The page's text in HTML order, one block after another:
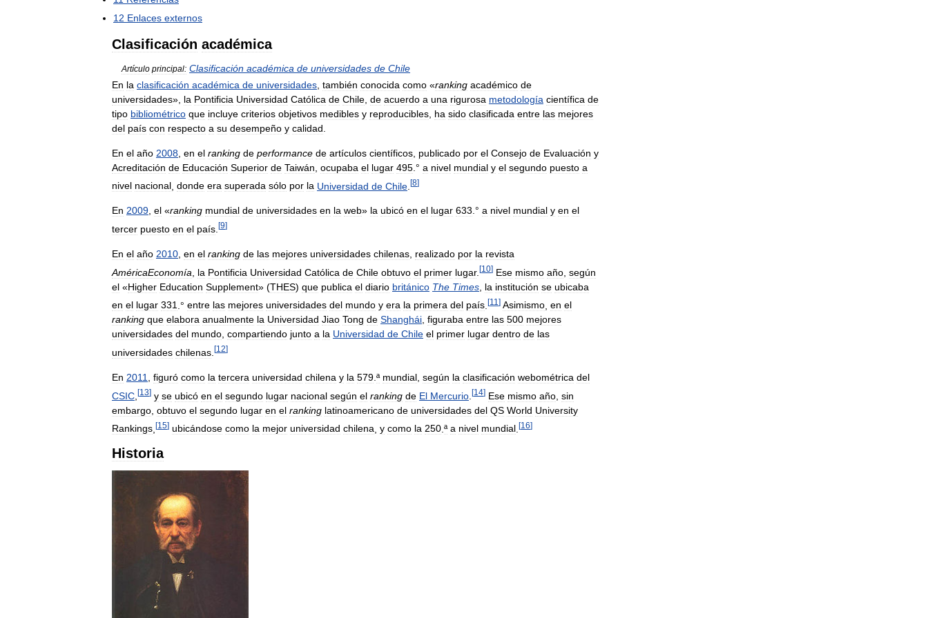
12 Enlaces externos
Clasificación académica
Artículo principal: Clasificación académica de universidades de Chile
En la clasificación académica de universidades también conocida como «ranking académico de
universidades», la Pontificia Universidad Católica de Chile de acuerdo a una rigurosa metodología científica de
tipo bibliométrico que incluye criterios objetivos medibles y reproducibles ha sido clasificada entre las mejores
del país con respecto a su desempeño y calidad
En el año 2008 en el ranking de performance de artículos científicos publicado por el Consejo de Evaluación y
Acreditación de Educación Superior de Taiwán ocupaba el lugar 495 .° a nivel mundial y el segundo puesto a
nivel nacional donde era superada sólo por la Universidad de Chile [8]
En 2009, el «ranking mundial de universidades en la web» la ubicó en el lugar 633.° a nivel mundial y en el
tercer puesto en el país [9]
En el año 2010 en el ranking de las mejores universidades chilenas realizado por la revista
AméricaEconomía
la Pontificia Universidad Católica de Chile obtuvo el primer lugar. [10] Ese mismo año según
el «Higher Education Supplement» (THES) que publica el diario británico The Times la institución se ubicaba
en el lugar 331 .° entre las mejores universidades del mundo y era la primera del país [11 ] Asimismo en el
ranking que elabora anualmente la Universidad Jiao Tong de Shanghái, figuraba entre las 500 mejores
universidades del mundo, compartiendo junto a la Universidad de Chile el primer lugar dentro de las
universidades chilenas [12]
En 2011 figuró como la tercera universidad chilena y la 579 ª mundial según la clasificación webométrica del
CSIC [13] y se ubicó en el segundo lugar nacional según el ranking de El Mercurio [14] Ese mismo año sin
embargo obtuvo el segundo lugar en el ranking latinoamericano de universidades del QS World University
Rankings [15] ubicándose como la mejor universidad chilena y como la 250 ª a nivel mundial [16]
Historia